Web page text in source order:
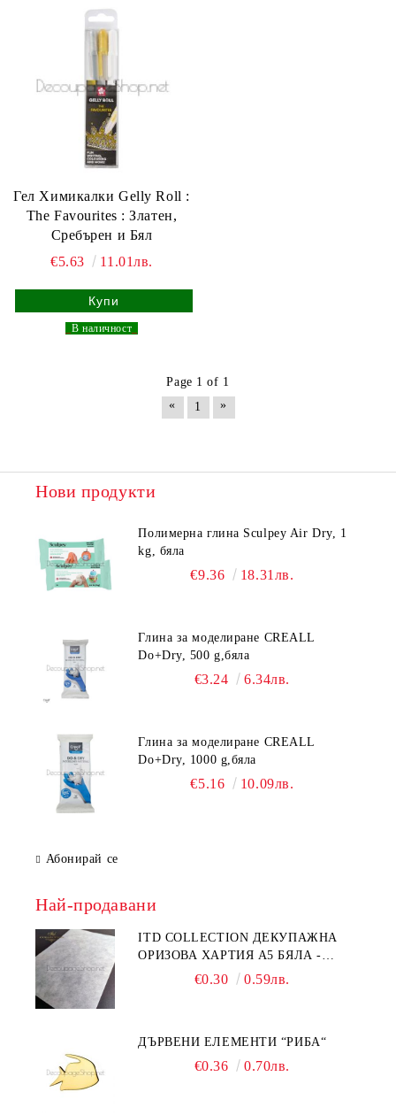
Гел Химикалки Gelly Roll :
The Favourites : Златен,
Сребърен и Бял
€5.63
11.01лв.
В наличност
Page 1 of 1
«
1 »
Нови продукти
Полимерна глина Sculpey Air Dry, 1
kg, бяла
€9.36 18.31лв.
Глина за моделиране CREALL
Do+Dry, 500 g,бяла
€3.24 6.34лв.
Глина за моделиране CREALL
Do+Dry, 1000 g,бяла
€5.16 10.09лв.
Абонирай се
Най-продавани
ITD COLLECTION ДЕКУПАЖНА
ОРИЗОВА ХАРТИЯ А5 БЯЛА -
€0.30 0.59лв.
ДЪРВЕНИ ЕЛЕМЕНТИ “РИБА“
€0.36 0.70лв.